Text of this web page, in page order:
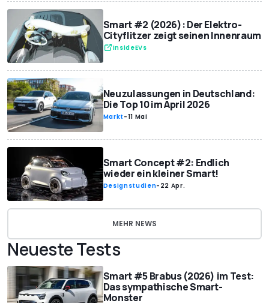
Smart #2 (2026): Der Elektro-
Cityflitzer zeigt seinen Innenraum
InsideEVs
Neuzulassungen in Deutschland:
Die Top 10 im April 2026
Markt -11 Mai
Smart Concept #2: Endlich
wieder ein kleiner Smart!
Designstudien- 22 Apr.
MEHR NEWS
Neueste Tests
Smart #5 Brabus (2026) im Test:
Das sympathische Smart-
Monster